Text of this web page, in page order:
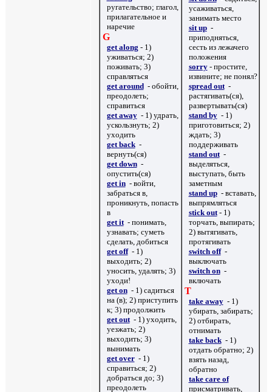
ругательство; глагол,
прилагательное и
наречие
G
get along - 1)
уживаться; 2)
поживать; 3)
справляться
get around - обойти,
преодолеть;
справиться
get away - 1) удрать,
ускользнуть; 2)
уходить
get back -
вернуть(ся)
get down -
опустить(ся)
get in - войти,
забраться в,
проникнуть, попасть
в
get it - понимать,
узнавать; суметь
сделать, добиться
get off - 1)
выходить; 2)
уносить, удалять; 3)
уходи!
get on - 1) садиться
на (в); 2) приступить
к; 3) продолжить
get out - 1) уходить,
уезжать; 2)
выходить; 3)
вынимать
get over - 1)
справиться; 2)
добраться до; 3)
преодолеть
усаживаться,
занимать место
sit up -
приподняться,
сесть из лежачего
положения
sorry- простите,
извините; не понял?
spread out -
растягивать(ся),
развертывать(ся)
stand by - 1)
приготовиться; 2)
ждать; 3)
поддерживать
stand out -
выделяться,
выступать, быть
заметным
stand up - вставать,
выпрямляться
stick out - 1)
торчать, выпирать;
2) вытягивать,
протягивать
switch off -
выключать
switch on -
включать
T
take away - 1)
убирать, забирать;
2) отбирать,
отнимать
take back - 1)
отдать обратно; 2)
взять назад,
обратно
take care of
присматривать,